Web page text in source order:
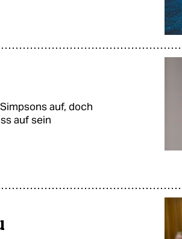
auf, doch
auf sein